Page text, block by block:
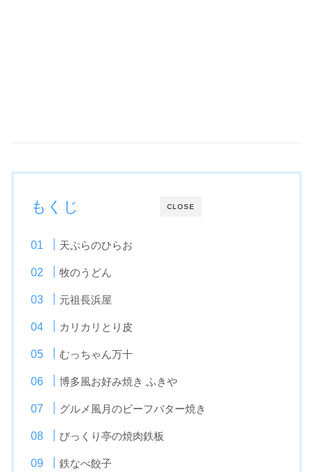
CLOSE
もくじ
天ぷらのひらお
牧のうどん
元祖長浜屋
カリカリとり皮
むっちゃん万十
博多風お好み焼き ふきや
グルメ風月のビーフバター焼き
びっくり亭の焼肉鉄板
鉄なべ餃子